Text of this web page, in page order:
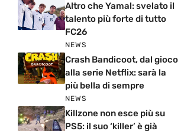
Altro che Yamal: svelato il
talento più forte di tutto
FC26
NEWS
Crash Bandicoot, dal gioco
alla serie Netflix: sarà la
più bella di sempre
NEWS
Killzone non esce più su
PS5: il suo ‘killer’ è già